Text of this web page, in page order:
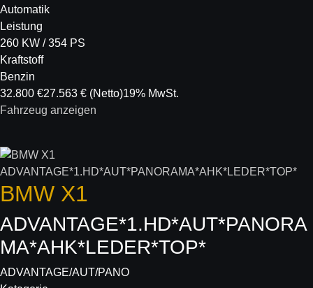
Automatik
Leistung
260 KW / 354 PS
Kraftstoff
Benzin
32.800 €27.563 € (Netto)19% MwSt.
Fahrzeug anzeigen
BMW X1
ADVANTAGE*1.HD*AUT*PANORA
MA*AHK*LEDER*TOP*
ADVANTAGE/AUT/PANO